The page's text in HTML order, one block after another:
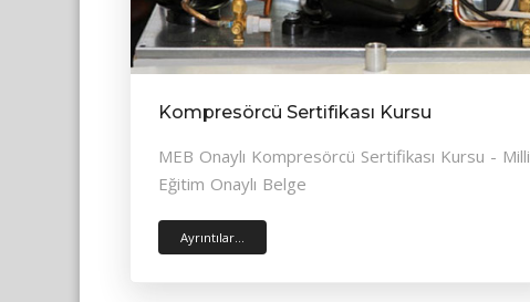
Kompresörcü Sertifikası Kursu
MEB Onaylı Kompresörcü Sertifikası Kursu - Milli
Eğitim Onaylı Belge
Ayrıntılar...